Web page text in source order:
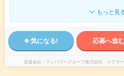
もっと見
気になる! 応募へ進む
派遣会社 マンパワーグループ株式会社 ケアサ